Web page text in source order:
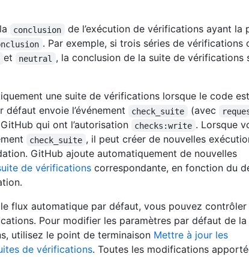
conclusion
de l’exécution de vérifications ayant la
. Par exemple, si trois séries de vérifications
et neutral , la conclusion de la suite de vérifications
une suite de vérifications lorsque le code est
envoie l’événement
check_suite (avec
qui ont l’autorisation checks:write . Lorsque
check_suite , il peut créer de nouvelles
GitHub ajoute automatiquement de nouvelles
de vérifications correspondante, en fonction du
flux automatique par défaut, vous pouvez contrôler
Pour modifier les paramètres par défaut de la
utilisez le point de terminaison Mettre à jour les
de vérifications. Toutes les modifications